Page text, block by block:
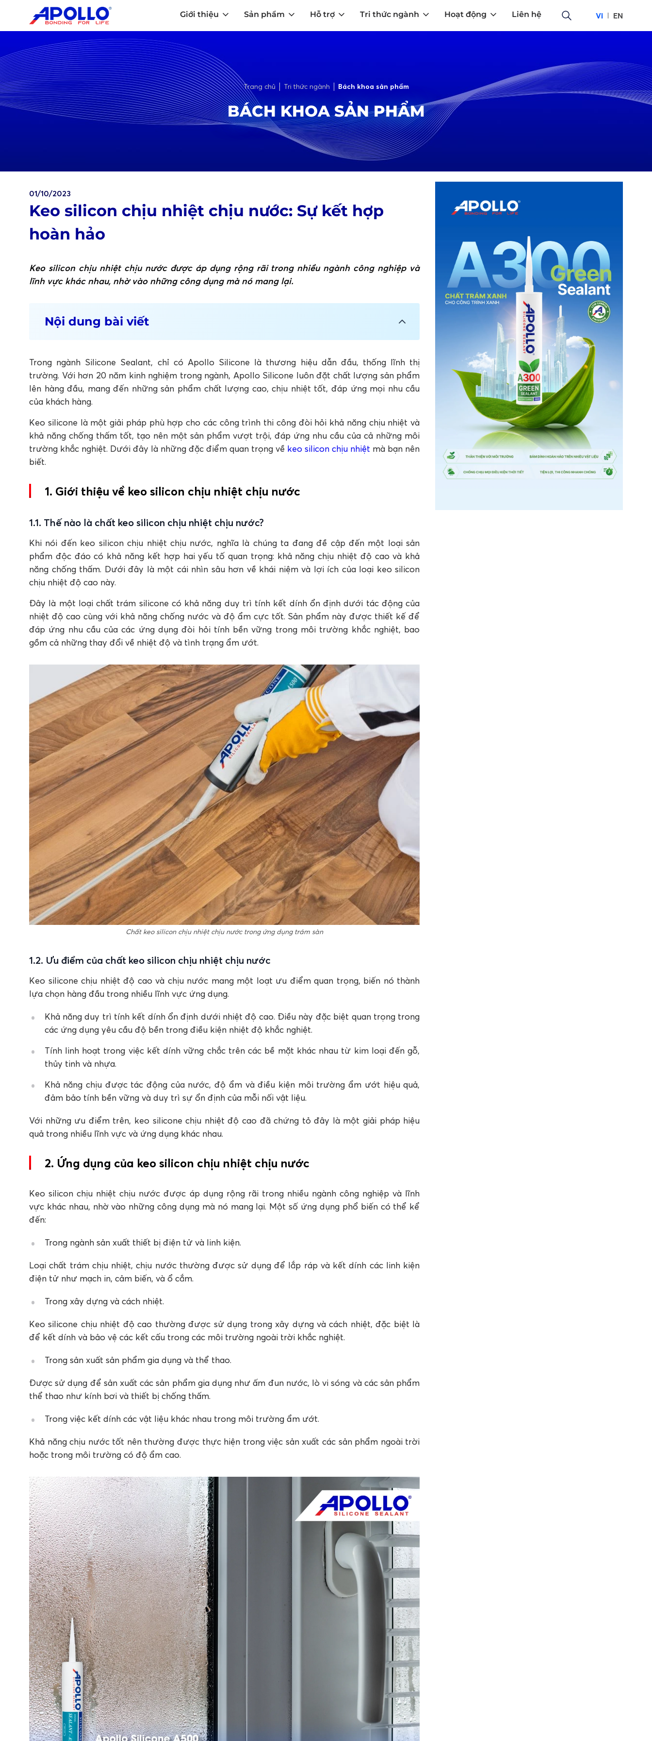
Giới thiệu Sản phẩm Hỗ trợ Tri thức ngành Hoạt động Liên hệ VI EN
Trang chủ Tri thức ngành Bách khoa sản phẩm
BÁCH KHOA SẢN PHẨM
01/10/2023
Keo silicon chịu nhiệt chịu nước: Sự kết hợp
hoàn hảo
Keo silicon chịu nhiệt chịu nước được áp dụng rộng rãi trong nhiều ngành công nghiệp và
lĩnh vực khác nhau, nhờ vào những công dụng mà nó mang lại.
Nội dung bài viết
1. Giới thiệu về keo silicon chịu nhiệt chịu nước
1.2. Ưu điểm của chất keo silicon chịu nhiệt chịu nước
2. Ứng dụng của keo silicon chịu nhiệt chịu nước
3. Cách sử dụng keo silicon chịu nhiệt chịu nước
3.1. Hướng dẫn cách chuẩn bị và áp dụng keo Apollo Silicone
3.2. Lưu ý về việc đảm bảo bề mặt sạch và khô trước khi kết dính
4. Kết luận
FAQ: Câu hỏi thường gặp về keo silicone chịu nhiệt chịu nước
1. Keo silicon chịu nhiệt chịu nước là gì?
5. Apollo Silicone Sealant A500 có phải dòng chịu nhiệt chịu nước không?
Trong ngành Silicone Sealant, chỉ có Apollo Silicone là thương hiệu dẫn đầu, thống lĩnh thị
trường. Với hơn 20 năm kinh nghiệm trong ngành, Apollo Silicone luôn đặt chất lượng sản phẩm
lên hàng đầu, mang đến những sản phẩm chất lượng cao, chịu nhiệt tốt, đáp ứng mọi nhu cầu
của khách hàng.
Keo silicone là một giải pháp phù hợp cho các công trình thi công đòi hỏi khả năng chịu nhiệt và
khả năng chống thấm tốt, tạo nên một sản phẩm vượt trội, đáp ứng nhu cầu của cả những môi
trường khắc nghiệt. Dưới đây là những đặc điểm quan trọng về keo silicon chịu nhiệt mà bạn nên
biết.
1. Giới thiệu về keo silicon chịu nhiệt chịu nước
1.1. Thế nào là chất keo silicon chịu nhiệt chịu nước?
Khi nói đến keo silicon chịu nhiệt chịu nước, nghĩa là chúng ta đang đề cập đến một loại sản
phẩm độc đáo có khả năng kết hợp hai yếu tố quan trọng: khả năng chịu nhiệt độ cao và khả
năng chống thấm. Dưới đây là một cái nhìn sâu hơn về khái niệm và lợi ích của loại keo silicon
chịu nhiệt độ cao này.
Đây là một loại chất trám silicone có khả năng duy trì tính kết dính ổn định dưới tác động của
nhiệt độ cao cùng với khả năng chống nước và độ ẩm cực tốt. Sản phẩm này được thiết kế để
đáp ứng nhu cầu của các ứng dụng đòi hỏi tính bền vững trong môi trường khắc nghiệt, bao
gồm cả những thay đổi về nhiệt độ và tình trạng ẩm ướt.
Chất keo silicon chịu nhiệt chịu nước trong ứng dụng trám sàn
1.2. Ưu điểm của chất keo silicon chịu nhiệt chịu nước
Keo silicone chịu nhiệt độ cao và chịu nước mang một loạt ưu điểm quan trọng, biến nó thành
lựa chọn hàng đầu trong nhiều lĩnh vực ứng dụng.
Khả năng duy trì tính kết dính ổn định dưới nhiệt độ cao. Điều này đặc biệt quan trọng trong
các ứng dụng yêu cầu độ bền trong điều kiện nhiệt độ khắc nghiệt.
Tính linh hoạt trong việc kết dính vững chắc trên các bề mặt khác nhau từ kim loại đến gỗ,
thủy tinh và nhựa.
Khả năng chịu được tác động của nước, độ ẩm và điều kiện môi trường ẩm ướt hiệu quả,
đảm bảo tính bền vững và duy trì sự ổn định của mỗi nối vật liệu.
Với những ưu điểm trên, keo silicone chịu nhiệt độ cao đã chứng tỏ đây là một giải pháp hiệu
quả trong nhiều lĩnh vực và ứng dụng khác nhau.
2. Ứng dụng của keo silicon chịu nhiệt chịu nước
Keo silicon chịu nhiệt chịu nước được áp dụng rộng rãi trong nhiều ngành công nghiệp và lĩnh
vực khác nhau, nhờ vào những công dụng mà nó mang lại. Một số ứng dụng phổ biến có thể kể
đến:
Trong ngành sản xuất thiết bị điện tử và linh kiện.
Loại chất trám chịu nhiệt, chịu nước thường được sử dụng để lắp ráp và kết dính các linh kiện
điện tử như mạch in, cảm biến, và ổ cắm.
Trong xây dựng và cách nhiệt.
Keo silicone chịu nhiệt độ cao thường được sử dụng trong xây dựng và cách nhiệt, đặc biệt là
để kết dính và bảo vệ các kết cấu trong các môi trường ngoài trời khắc nghiệt.
Trong sản xuất sản phẩm gia dụng và thể thao.
Được sử dụng để sản xuất các sản phẩm gia dụng như ấm đun nước, lò vi sóng và các sản phẩm
thể thao như kính bơi và thiết bị chống thấm.
Trong việc kết dính các vật liệu khác nhau trong môi trường ẩm ướt.
Khả năng chịu nước tốt nên thường được thực hiện trong việc sản xuất các sản phẩm ngoài trời
hoặc trong môi trường có độ ẩm cao.